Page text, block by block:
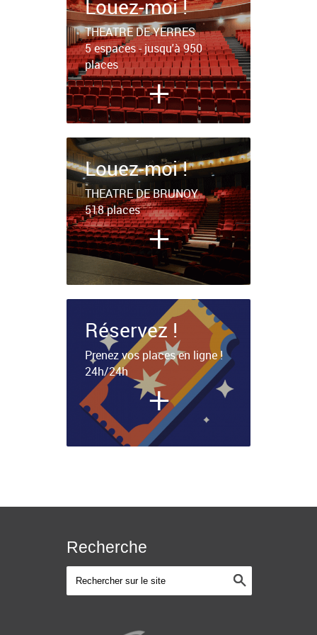
Louez-moi !
THEATRE DE YERRES
5 espaces - jusqu'à 950
places
+
Louez-moi !
THEATRE DE BRUNOY
518 places
+
Réservez !
Prenez vos places en ligne !
24h/24h
+
Recherche